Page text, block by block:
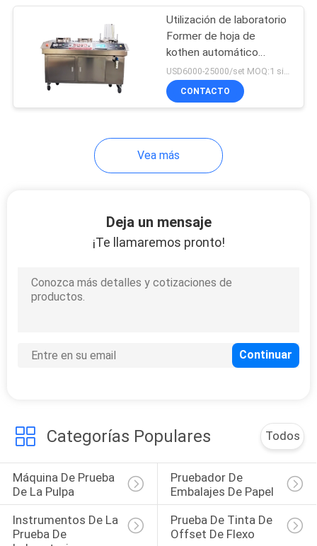
Utilización de laboratorio
Former de hoja de
kothen automático
rápido para papel de
celulosa
USD6000-25000/set MOQ:1 sistema
CONTACTO
Vea más
Deja un mensaje
¡Te llamaremos pronto!
Categorías Populares Todos
Máquina De Prueba
De La Pulpa
Pruebador De
Embalajes De Papel
Instrumentos De La
Prueba De
Prueba De Tinta De
Offset De Flexo